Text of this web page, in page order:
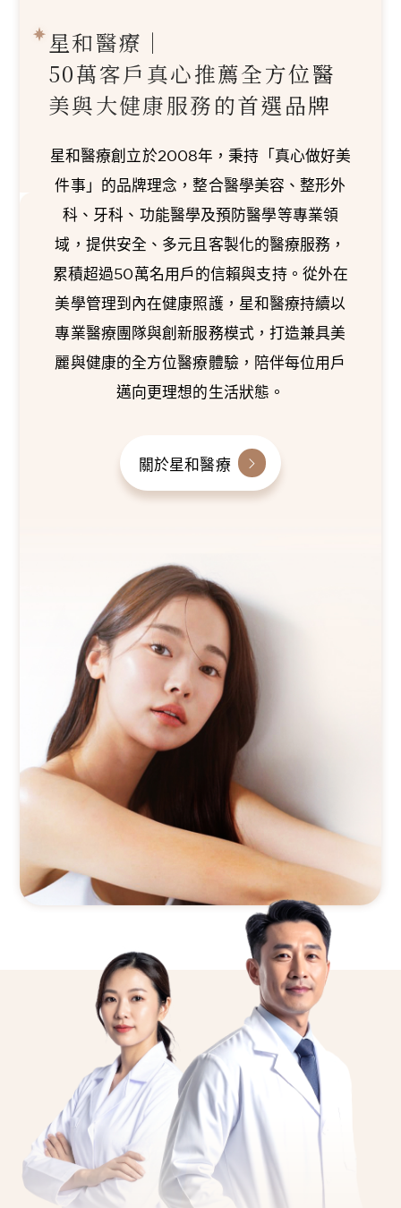
星和醫療｜
50萬客戶真心推薦全方位醫
美與大健康服務的首選品牌
星和醫療創立於2008年，秉持「真心做好美
件事」的品牌理念，整合醫學美容、整形外
科、牙科、功能醫學及預防醫學等專業領
域，提供安全、多元且客製化的醫療服務，
累積超過50萬名用戶的信賴與支持。從外在
美學管理到內在健康照護，星和醫療持續以
專業醫療團隊與創新服務模式，打造兼具美
麗與健康的全方位醫療體驗，陪伴每位用戶
邁向更理想的生活狀態。
關於星和醫療